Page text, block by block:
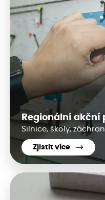
Regionální akční
Silnice, školy,
Zjistit více